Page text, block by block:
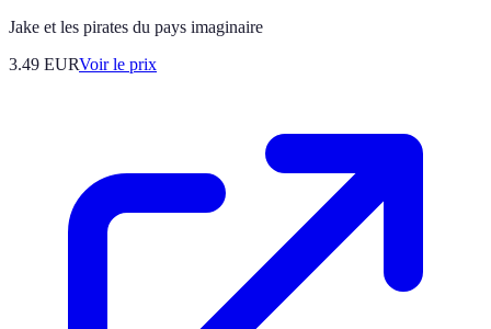
Jake et les pirates du pays imaginaire
3.49 EURVoir le prix